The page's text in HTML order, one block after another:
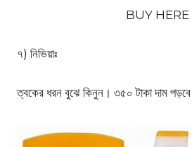
BUY HERE
৭) নিভিয়াঃ
ত্বকের ধরন বুঝে কিনুন। ৩৫০ টাকা দাম